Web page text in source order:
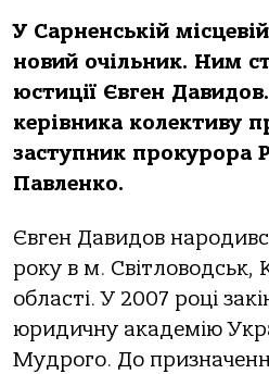
У Сарненській
новий очільник. Ним
юстиції Євген
керівника колективу
заступник прокурора
Павленко.
Євген Давидов
року в м. Світловодськ,
області. У 2007 році
юридичну академію
Мудрого. До